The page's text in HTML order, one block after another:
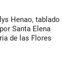
Henao, tablado
Santa Elena
de las Flores